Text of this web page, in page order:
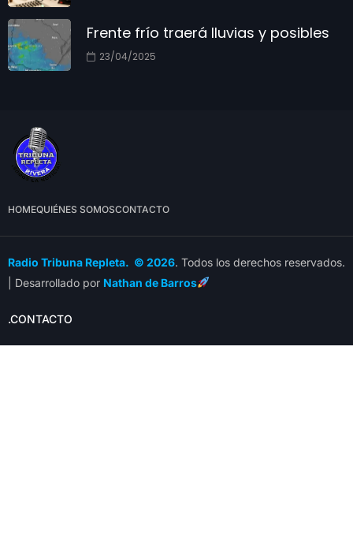
Frente frío traerá lluvias y posibles
23/04/2025
HOMEQUIÉNES SOMOSCONTACTO
Radio Tribuna Repleta. © 2026. Todos los derechos reservados.
| Desarrollado por Nathan de Barros
.CONTACTO